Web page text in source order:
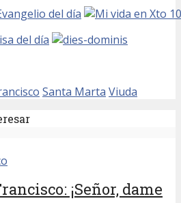
del día
del día
Santa Marta Viuda
¡Señor, dame